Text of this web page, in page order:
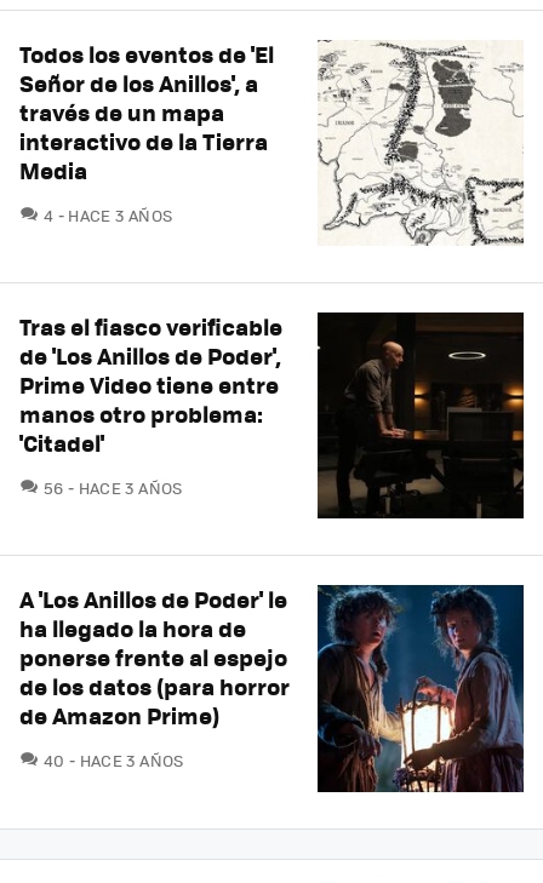
Todos los eventos de 'El
Señor de los Anillos', a
través de un mapa
interactivo de la Tierra
Media
4 COMENTARIOS
HACE 3 AÑOS
Tras el fiasco verificable
de 'Los Anillos de Poder',
Prime Video tiene entre
manos otro problema:
'Citadel'
56 COMENTARIOS
HACE 3 AÑOS
A 'Los Anillos de Poder' le
ha llegado la hora de
ponerse frente al espejo
de los datos (para horror
de Amazon Prime)
40 COMENTARIOS
HACE 3 AÑOS